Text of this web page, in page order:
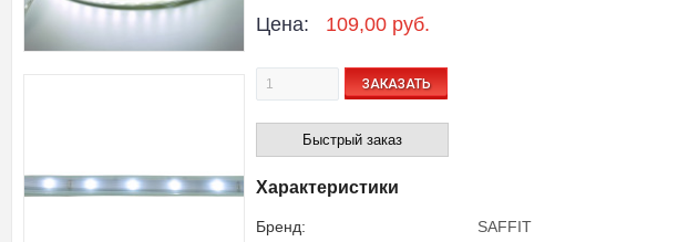
Цена: 109,00 руб.
ЗАКАЗАТЬ
Быстрый заказ
Характеристики
Бренд:
SAFFIT